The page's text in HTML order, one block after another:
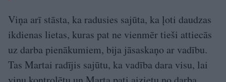
Viņa arī stāsta, ka radusies sajūta, ka ļoti daudzas
ikdienas lietas, kuras pat ne vienmēr tieši attiecās
uz darba pienākumiem, bija jāsaskaņo ar vadību.
Tas Martai radījis sajūtu, ka vadība dara visu, lai